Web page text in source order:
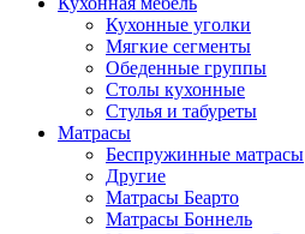
Кухонные уголки
Мягкие сегменты
Обеденные группы
Столы кухонные
Стулья и табуреты
Матрасы
Беспружинные матрасы
Другие
Матрасы Беарто
Матрасы Боннель